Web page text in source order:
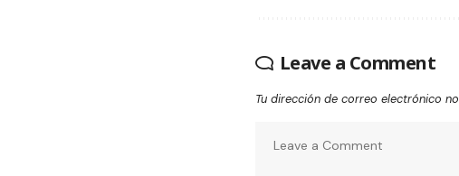
Leave a Comment
Tu dirección de correo electrónico